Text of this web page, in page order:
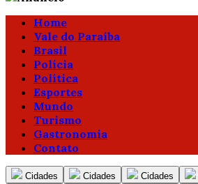
Home
Vale do Paraíba
Brasil
Polícia
Política
Esportes
Mundo
Turismo
Gastronomia
Contato
Cidades Cidades Cidades